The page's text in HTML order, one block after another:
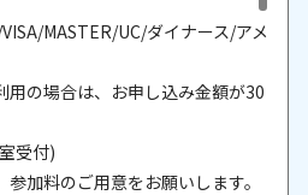
MASTER/UC/ダイナース/アメ
の場合は、お申し込み金額が30
受付)
加料のご用意をお願いします。